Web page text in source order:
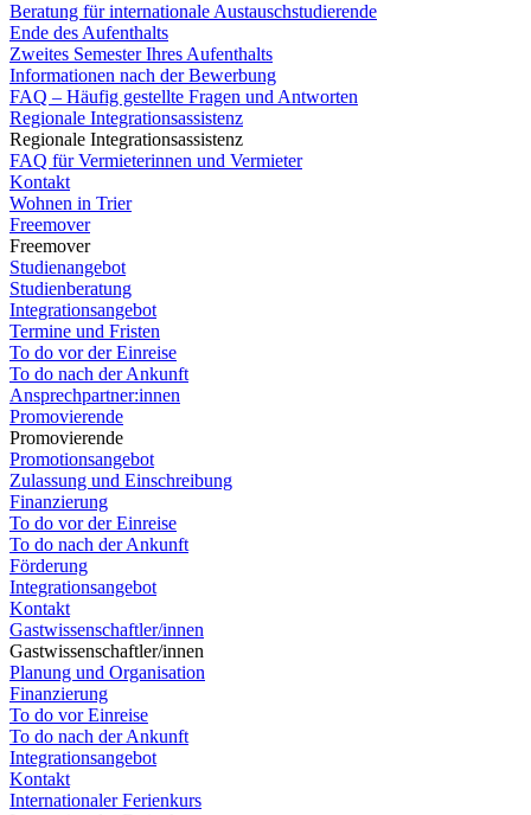
Beratung für internationale Austauschstudierende
Ende des Aufenthalts
Zweites Semester Ihres Aufenthalts
Informationen nach der Bewerbung
FAQ – Häufig gestellte Fragen und Antworten
Regionale Integrationsassistenz
Regionale Integrationsassistenz
FAQ für Vermieterinnen und Vermieter
Kontakt
Wohnen in Trier
Freemover
Freemover
Studienangebot
Studienberatung
Integrationsangebot
Termine und Fristen
To do vor der Einreise
To do nach der Ankunft
Ansprechpartner:innen
Promovierende
Promovierende
Promotionsangebot
Zulassung und Einschreibung
Finanzierung
To do vor der Einreise
To do nach der Ankunft
Förderung
Integrationsangebot
Kontakt
Gastwissenschaftler/innen
Gastwissenschaftler/innen
Planung und Organisation
Finanzierung
To do vor Einreise
To do nach der Ankunft
Integrationsangebot
Kontakt
Internationaler Ferienkurs